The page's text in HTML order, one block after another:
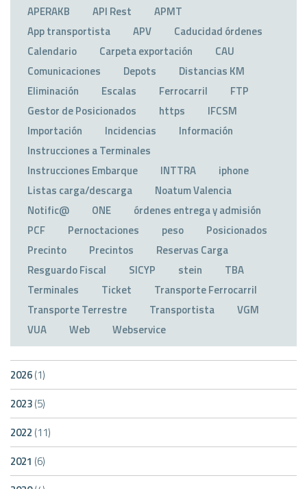
APERAKB
API Rest
APMT
App transportista
APV
Caducidad órdenes
Calendario
Carpeta exportación
CAU
Comunicaciones
Depots
Distancias KM
Eliminación
Escalas Ferrocarril
FTP
Gestor de Posicionados
https
IFCSM
Importación
Incidencias
Información
Instrucciones a Terminales
Instrucciones Embarque
INTTRA
iphone
Listas carga/descarga
Noatum Valencia
Notific@
ONE
órdenes entrega y admisión
PCF
Pernoctaciones peso
Posicionados
Precinto
Precintos
Reservas Carga
Resguardo Fiscal
SICYP stein
TBA
Terminales
Ticket
Transporte Ferrocarril
Transporte Terrestre
Transportista
VGM
VUA
Web Webservice
2026(1)
2023(5)
2022 (11)
2021 (6)